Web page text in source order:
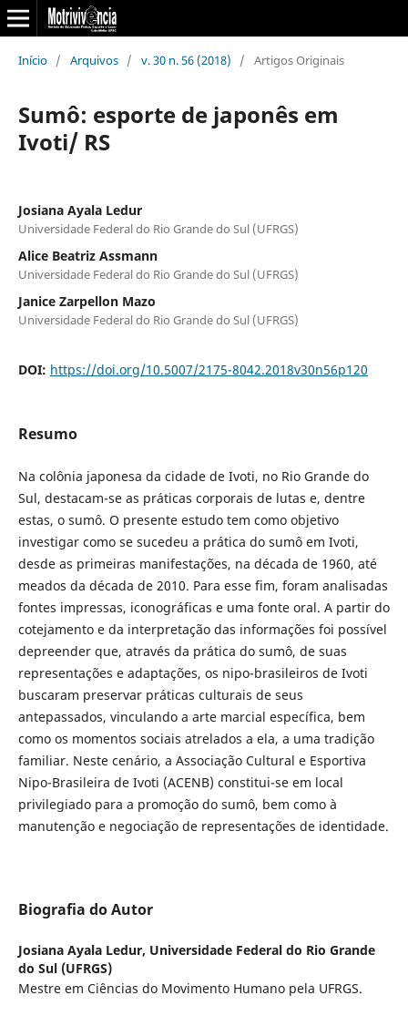
Início / Arquivos / v. 30 n. 56 (2018) / Artigos Originais
Sumô: esporte de japonês em
Ivoti/ RS
Josiana Ayala Ledur
Universidade Federal do Rio Grande do Sul (UFRGS)
Alice Beatriz Assmann
Universidade Federal do Rio Grande do Sul (UFRGS)
Janice Zarpellon Mazo
Universidade Federal do Rio Grande do Sul (UFRGS)
DOI: https://doi.org/10.5007/2175-8042.2018v30n56p120
Resumo
Na colônia japonesa da cidade de Ivoti, no Rio Grande do
Sul, destacam-se as práticas corporais de lutas e, dentre
estas, o sumô. O presente estudo tem como objetivo
investigar como se sucedeu a prática do sumô em Ivoti,
desde as primeiras manifestações, na década de 1960, até
meados da década de 2010. Para esse fim, foram analisadas
fontes impressas, iconográficas e uma fonte oral. A partir do
cotejamento e da interpretação das informações foi possível
depreender que, através da prática do sumô, de suas
representações e adaptações, os nipo-brasileiros de Ivoti
buscaram preservar práticas culturais de seus
antepassados, vinculando a arte marcial específica, bem
como os momentos sociais atrelados a ela, a uma tradição
familiar. Neste cenário, a Associação Cultural e Esportiva
Nipo-Brasileira de Ivoti (ACENB) constitui-se em local
privilegiado para a promoção do sumô, bem como à
manutenção e negociação de representações de identidade.
Biografia do Autor
Josiana Ayala Ledur, Universidade Federal do Rio Grande
do Sul (UFRGS)
Mestre em Ciências do Movimento Humano pela UFRGS.